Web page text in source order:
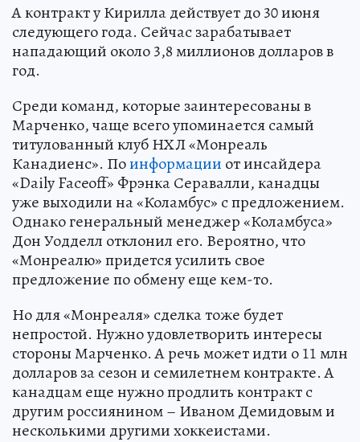
А контракт у Кирилла действует до 30 июня
следующего года. Сейчас зарабатывает
нападающий около 3,8 миллионов долларов в
год.
Среди команд, которые заинтересованы в
Марченко, чаще всего упоминается самый
титулованный клуб НХЛ «Монреаль
Канадиенс». Поинформации от инсайдера
«Daily Faceoff» Фрэнка Серавалли, канадцы
уже выходили на «Коламбус» с предложением.
Однако генеральный менеджер «Коламбуса»
Дон Уодделл отклонил его. Вероятно, что
«Монреалю» придется усилить свое
предложение по обмену еще кем-то.
Но для «Монреаля» сделка тоже будет
непростой. Нужно удовлетворить интересы
стороны Марченко. А речь может идти о 11 млн
долларов за сезон и семилетнем контракте. А
канадцам еще нужно продлить контракт с
другим россиянином – Иваном Демидовым и
несколькими другими хоккеистами.